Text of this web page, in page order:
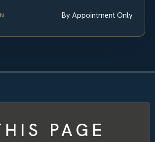
By Appointment Only
PAGE